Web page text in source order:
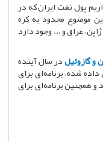
پول نفت ایران که در
موضوع محدود به کره
عراق و ... وجود دارد
و گازوئیلدر سال آینده
شده، ‌برنامه‌ای برای
همچنین برنامه‌ای برای